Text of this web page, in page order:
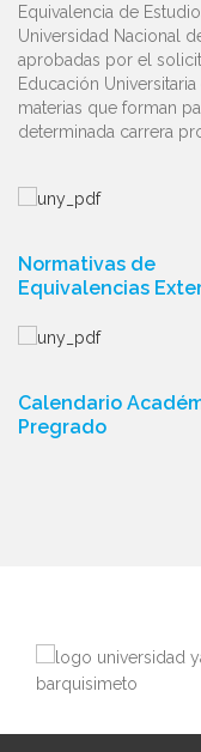
Equivalencia de
Universidad Nacional
aprobadas por el
Educación
materias que forman
determinada carrera
Normativas de
Equivalencias
Calendario
Pregrado